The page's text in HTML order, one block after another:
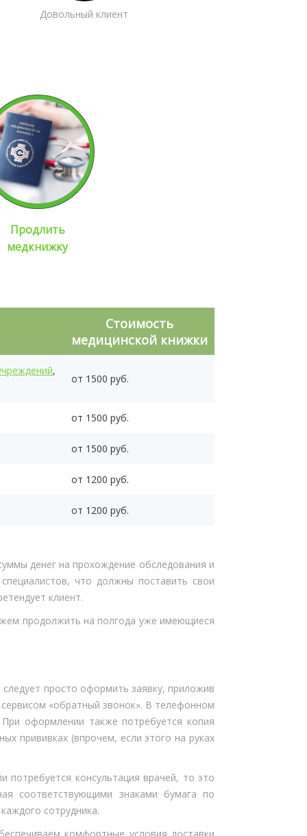
Довольный клиент
Продлить
медкнижку
Стоимость
медицинской книжки
,
от 1500 руб.
от 1500 руб.
от 1500 руб.
от 1200 руб.
от 1200 руб.
денег на прохождение обследования и
что должны поставить свои
клиент.
продолжить на полгода уже имеющиеся
просто оформить заявку, приложив
«обратный звонок». В телефонном
оформлении также потребуется копия
прививках (впрочем, если этого на руках
потребуется консультация врачей, то это
соответствующими знаками бумага по
сотрудника.